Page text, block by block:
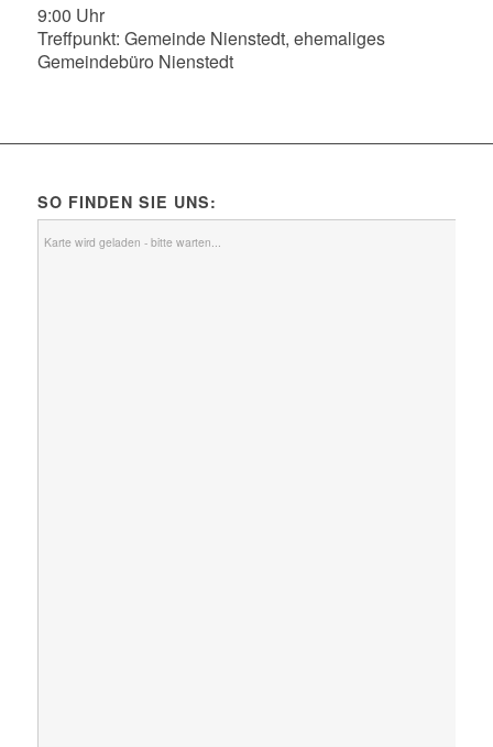
9:00 Uhr
Treffpunkt: Gemeinde Nienstedt, ehemaliges
Gemeindebüro Nienstedt
SO FINDEN SIE UNS:
Karte wird geladen - bitte warten...